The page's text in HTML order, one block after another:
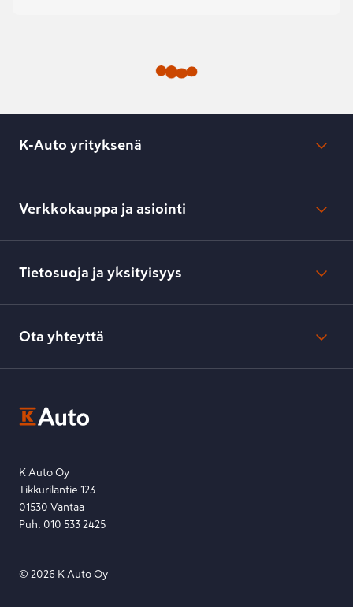
K-Auto yrityksenä
Lehdistötiedotteet
Toimipisteiden yhteystiedot
Verkkokauppa ja asiointi
Toimitustavat ja -kulut
Verkkokaupan peruuttamisilmoitus
Saavutettavuus
Tietosuoja ja yksityisyys
Kesko-konsernin verkkoselailurekisteri
K-Ryhmän evästekäytännöt
Ota yhteyttä
Etsi toimipiste
K Auto Oy
Tikkurilantie 123
01530 Vantaa
Puh. 010 533 2425
© 2026 K Auto Oy